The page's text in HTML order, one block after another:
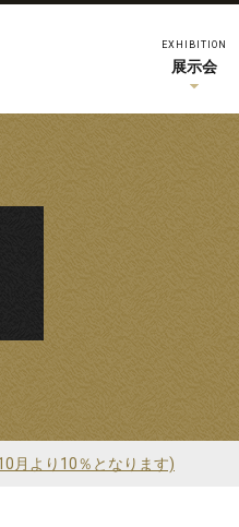
EXHIBITION
展示会
月より10％となります)